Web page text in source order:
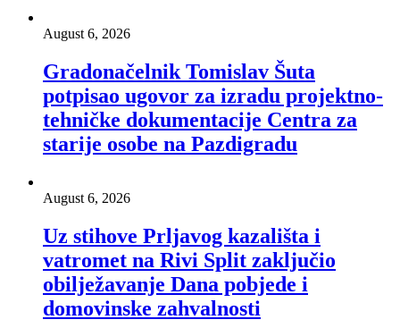
August 6, 2026
Gradonačelnik Tomislav Šuta
potpisao ugovor za izradu projektno-
tehničke dokumentacije Centra za
starije osobe na Pazdigradu
August 6, 2026
Uz stihove Prljavog kazališta i
vatromet na Rivi Split zaključio
obilježavanje Dana pobjede i
domovinske zahvalnosti